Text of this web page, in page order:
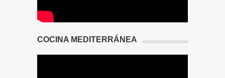
COCINA MEDITERRÁNEA